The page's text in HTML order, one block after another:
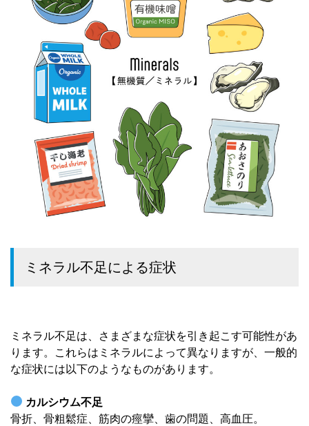
ミネラル不足による症状
ミネラル不足は、さまざまな症状を引き起こす可能性があ
ります。これらはミネラルによって異なりますが、一般的
な症状には以下のようなものがあります。
カルシウム不足
骨折、骨粗鬆症、筋肉の痙攣、歯の問題、高血圧。